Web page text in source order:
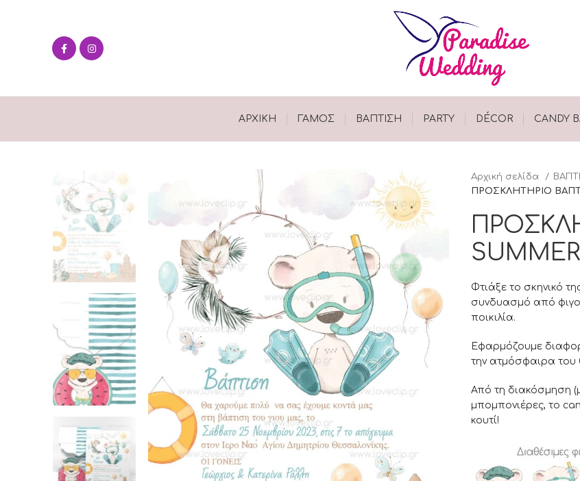
ΑΡΧΙΚΉ ΓΑΜΟΣ ΒΑΠΤΙΣΗ PARTY DÉCOR CANDY
Αρχική σελίδα
ΠΡΟΣΚΛΗΤΗΡΙΟ
Φτιάξε το σκηνικό
συνδυασμό από
ποικιλία.
Εφαρμόζουμε
την ατμόσφαιρα του
Από τη διακόσμηση
μπομπονιέρες, το
κουτί!